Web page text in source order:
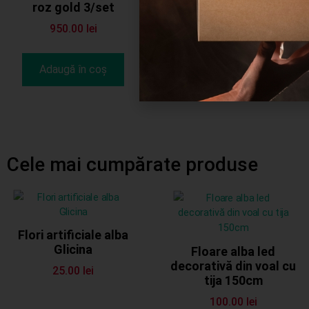
roz gold 3/set
950.00 lei
Adaugă în coș
Completează
cererea
Cele mai cumpărate produse
Flori artificiale alba
Glicina
25.00 lei
Floare alba led
decorativă din voal cu
tija 150cm
100.00 lei